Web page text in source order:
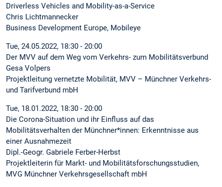
Driverless Vehicles and Mobility-as-a-Service
Chris Lichtmannecker
Business Development Europe, Mobileye
Tue, 24.05.2022, 18:30 - 20:00
Der MVV auf dem Weg vom Verkehrs- zum Mobilitätsverbund
Gesa Volpers
Projektleitung vernetzte Mobilität, MVV – Münchner Verkehrs-
und Tarifverbund mbH
Tue, 18.01.2022, 18:30 - 20:00
Die Corona-Situation und ihr Einfluss auf das
Mobilitätsverhalten der Münchner*innen: Erkenntnisse aus
einer Ausnahmezeit
Dipl.-Geogr. Gabriele Ferber-Herbst
Projektleiterin für Markt- und Mobilitätsforschungsstudien,
MVG Münchner Verkehrsgesellschaft mbH